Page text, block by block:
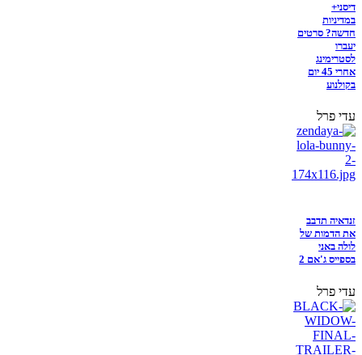
דיסני+
במדיניות
חדשה? סרטים
יעברו
לסטרימינג
אחרי 45 יום
בקולנוע
עדי פרל
זנדאיה תדבב
את הדמות של
לולה באני
בספייס ג'אם 2
עדי פרל